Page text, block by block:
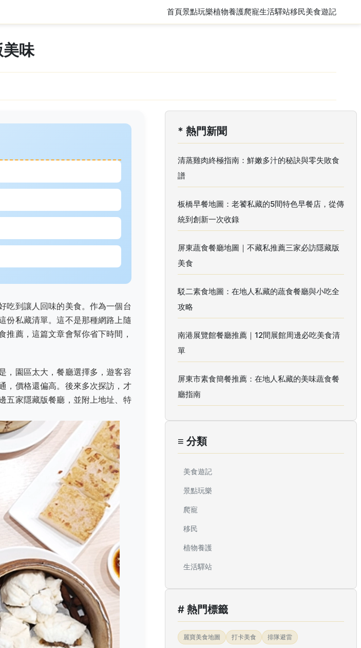
首頁景點玩樂植物養護爬寵生活驛站移民美食遊記
味
吃到讓人回味的美食。作為一個台
份私藏清單。這不是那種網路上隨
薦，這篇文章會幫你省下時間，
，園區太大，餐廳選擇多，遊客容
，價格還偏高。後來多次探訪，才
五家隱藏版餐廳，並附上地址、特
* 熱門新聞
清蒸雞肉終極指南：鮮嫩多汁的秘訣與零失敗食
譜
板橋早餐地圖：老饕私藏的5間特色早餐店，從傳
統到創新一次收錄
屏東蔬食餐廳地圖｜不藏私推薦三家必訪隱藏版
美食
駁二素食地圖：在地人私藏的蔬食餐廳與小吃全
攻略
南港展覽館餐廳推薦｜12間展館周邊必吃美食清
單
屏東市素食簡餐推薦：在地人私藏的美味蔬食餐
廳指南
≡ 分類
美食遊記
景點玩樂
爬寵
移民
植物養護
生活驛站
# 熱門標籤
麗寶美食地圖 打卡美食 排隊避雷